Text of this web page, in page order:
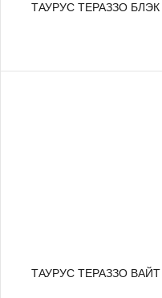
ТАУРУС ТЕРАЗЗО БЛЭК
ТАУРУС ТЕРАЗЗО ВАЙТ